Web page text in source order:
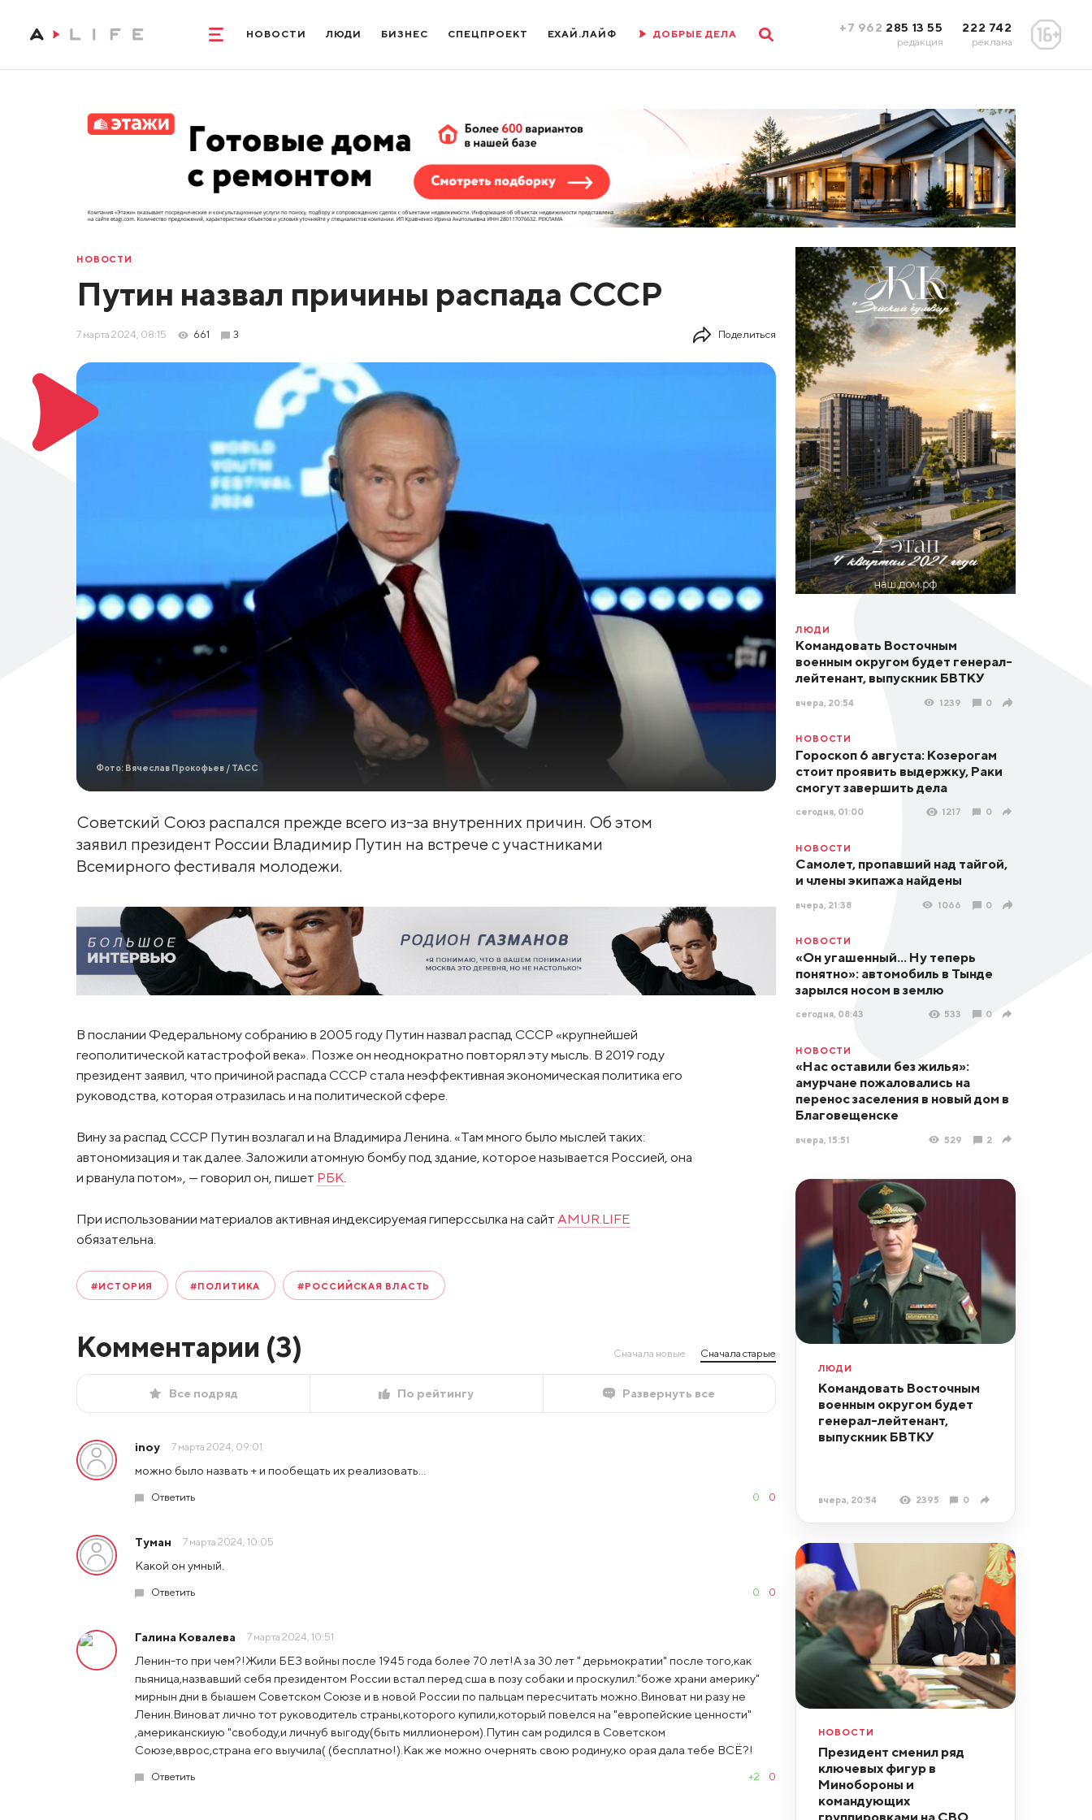
НОВОСТИ ЛЮДИ БИЗНЕС СПЕЦПРОЕКТ ЕХАЙ.ЛАЙФ ДОБРЫЕ ДЕЛА +7 962 285 13 55
редакция
222 742
реклама
НОВОСТИ
Путин назвал причины распада СССР
7 марта 2024, 08:15 661 3 Поделиться
Фото: Вячеслав Прокофьев / ТАСС
Советский Союз распался прежде всего из-за внутренних причин. Об этом
заявил президент России Владимир Путин на встрече с участниками
Всемирного фестиваля молодежи.
В послании Федеральному собранию в 2005 году Путин назвал распад СССР «крупнейшей
геополитической катастрофой века». Позже он неоднократно повторял эту мысль. В 2019 году
президент заявил, что причиной распада СССР стала неэффективная экономическая политика его
руководства, которая отразилась и на политической сфере.
Вину за распад СССР Путин возлагал и на Владимира Ленина. «Там много было мыслей таких:
автономизация и так далее. Заложили атомную бомбу под здание, которое называется Россией, она
и рванула потом», — говорил он, пишет РБК.
При использовании материалов активная индексируемая гиперссылка на сайт AMUR.LIFE
обязательна.
#ИСТОРИЯ #ПОЛИТИКА #РОССИЙСКАЯ ВЛАСТЬ
Комментарии (3) Сначала новые Сначала старые
Все подряд По рейтингу Развернуть все
inoy 7 марта 2024, 09:01
можно было назвать + и пообещать их реализовать...
Ответить 0 0
Туман 7 марта 2024, 10:05
Какой он умный.
Ответить 0 0
Галина Ковалева 7 марта 2024, 10:51
Ленин-то при чем?!Жили БЕЗ войны после 1945 года более 70 лет!А за 30 лет " дерьмократии" после того,как
пьяница,назвавший себя президентом России встал перед сша в позу собаки и проскулил:"боже храни америку"
мирнын дни в быашем Советском Союзе и в новой России по пальцам пересчитать можно.Виноват ни разу не
Ленин.Виноват лично тот руководитель страны,которого купили,который повелся на "европейские ценности"
,американскиую "свободу,и личнуб выгоду(быть миллионером).Путин сам родился в Советском
Союзе,вврос,страна его выучила( (бесплатно!).Как же можно очернять свою родину,ко орая дала тебе ВСЁ?!
Ответить +2 0
ЛЮДИ
Командовать Восточным
военным округом будет генерал-
лейтенант, выпускник БВТКУ
вчера, 20:54 1239 0
НОВОСТИ
Гороскоп 6 августа: Козерогам
стоит проявить выдержку, Раки
смогут завершить дела
сегодня, 01:00 1217 0
НОВОСТИ
Самолет, пропавший над тайгой,
и члены экипажа найдены
вчера, 21:38 1066 0
НОВОСТИ
«Он угашенный... Ну теперь
понятно»: автомобиль в Тынде
зарылся носом в землю
сегодня, 08:43 533 0
НОВОСТИ
«Нас оставили без жилья»:
амурчане пожаловались на
перенос заселения в новый дом в
Благовещенске
вчера, 15:51 529 2
ЛЮДИ
Командовать Восточным
военным округом будет
генерал-лейтенант,
выпускник БВТКУ
вчера, 20:54 2395 0
НОВОСТИ
Президент сменил ряд
ключевых фигур в
Минобороны и
командующих
группировками на СВО